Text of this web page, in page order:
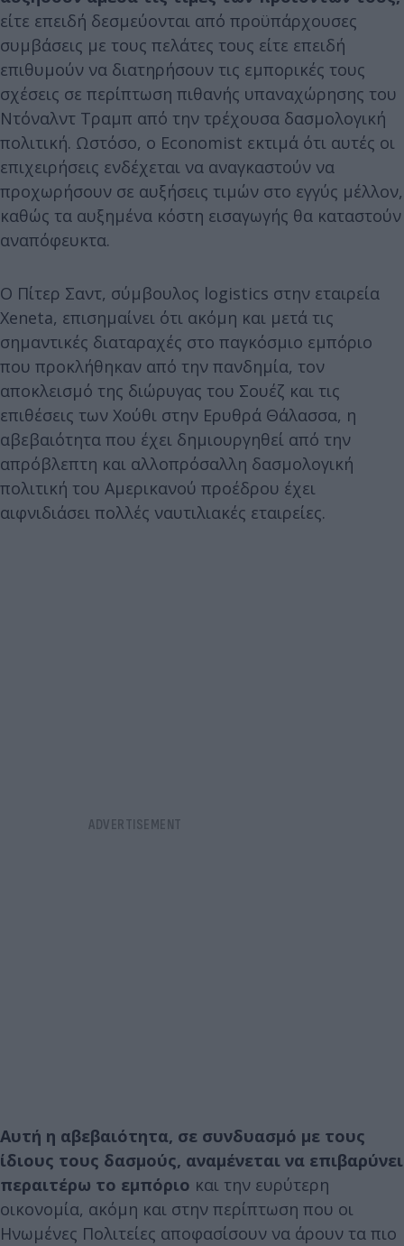
είτε επειδή δεσμεύονται από προϋπάρχουσες
συμβάσεις με τους πελάτες τους είτε επειδή
επιθυμούν να διατηρήσουν τις εμπορικές τους
σχέσεις σε περίπτωση πιθανής υπαναχώρησης του
Ντόναλντ Τραμπ από την τρέχουσα δασμολογική
πολιτική. Ωστόσο, ο Economist εκτιμά ότι αυτές οι
επιχειρήσεις ενδέχεται να αναγκαστούν να
προχωρήσουν σε αυξήσεις τιμών στο εγγύς μέλλον,
καθώς τα αυξημένα κόστη εισαγωγής θα καταστούν
αναπόφευκτα.
Ο Πίτερ Σαντ, σύμβουλος logistics στην εταιρεία
Xeneta, επισημαίνει ότι ακόμη και μετά τις
σημαντικές διαταραχές στο παγκόσμιο εμπόριο
που προκλήθηκαν από την πανδημία, τον
αποκλεισμό της διώρυγας του Σουέζ και τις
επιθέσεις των Χούθι στην Ερυθρά Θάλασσα, η
αβεβαιότητα που έχει δημιουργηθεί από την
απρόβλεπτη και αλλοπρόσαλλη δασμολογική
πολιτική του Αμερικανού προέδρου έχει
αιφνιδιάσει πολλές ναυτιλιακές εταιρείες.
Αυτή η αβεβαιότητα, σε συνδυασμό με τους
ίδιους τους δασμούς, αναμένεται να επιβαρύνει
περαιτέρω το εμπόριο και την ευρύτερη
οικονομία, ακόμη και στην περίπτωση που οι
Ηνωμένες Πολιτείες αποφασίσουν να άρουν τα πιο